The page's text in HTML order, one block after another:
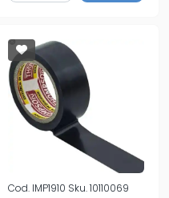
Cod. IMP1910 Sku.10110069